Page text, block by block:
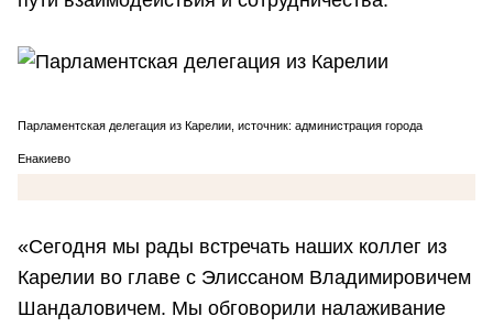
Парламентская делегация из Карелии, источник: администрация города
Енакиево
«Сегодня мы рады встречать наших коллег из
Карелии во главе с Элиссаном Владимировичем
Шандаловичем. Мы обговорили налаживание